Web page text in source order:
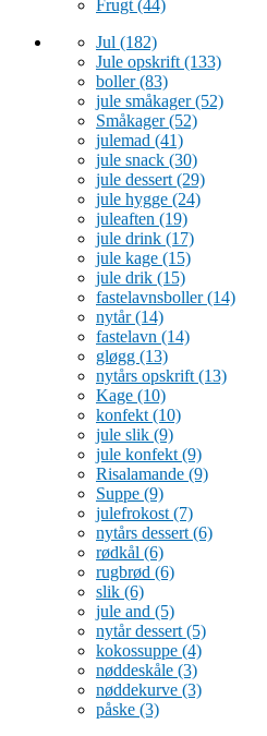
Frugt (44)
Jul (182)
Jule opskrift (133)
boller(83)
jule småkager(52)
Småkager(52)
julemad (41)
jule snack (30)
jule dessert (29)
jule hygge (24)
juleaften (19)
jule drink (17)
jule kage (15)
jule drik (15)
fastelavnsboller(14)
nytår(14)
fastelavn (14)
gløgg (13)
nytårs opskrift (13)
Kage (10)
konfekt (10)
jule slik (9)
jule konfekt (9)
Risalamande (9)
Suppe (9)
julefrokost (7)
nytårs dessert (6)
rødkål (6)
rugbrød (6)
slik (6)
jule and (5)
nytår dessert (5)
kokossuppe (4)
nøddeskåle (3)
nøddekurve (3)
påske (3)